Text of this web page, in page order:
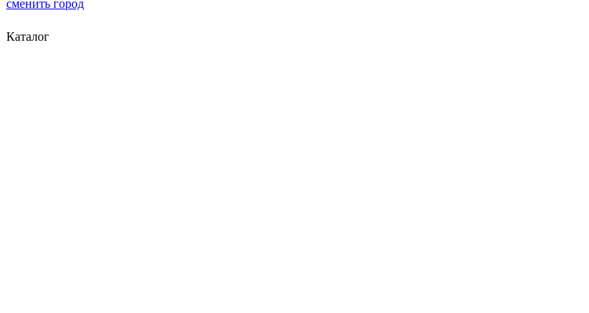
сменить город
Каталог